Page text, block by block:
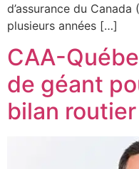
d’assurance du
plusieurs années […]
CAA-
de géant
bilan routier